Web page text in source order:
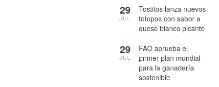
Tostitos lanza nuevos
totopos con sabor a
queso blanco picante
29
JUL
FAO aprueba el
primer plan mundial
para la ganadería
sostenible
29
JUL